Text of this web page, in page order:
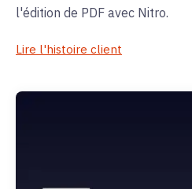
l'édition de PDF avec Nitro.
Lire l'histoire client